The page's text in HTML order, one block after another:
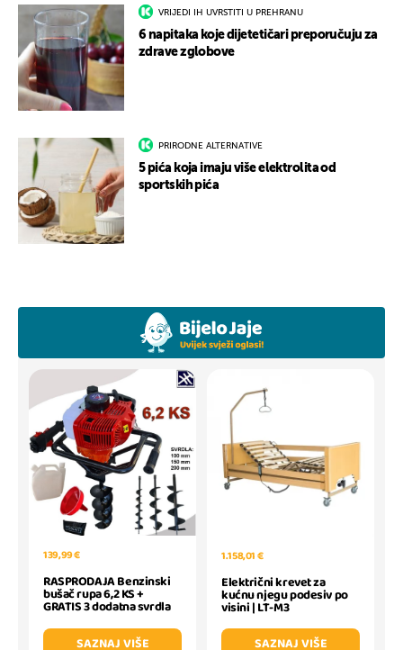
VRIJEDI IH UVRSTITI U PREHRANU
6 napitaka koje dijetetičari preporučuju za
zdrave zglobove
PRIRODNE ALTERNATIVE
5 pića koja imaju više elektrolita od
sportskih pića
139,99 €
RASPRODAJA Benzinski
bušač rupa 6,2 KS +
GRATIS 3 dodatna svrdla
SAZNAJ VIŠE
1.158,01 €
Električni krevet za
kućnu njegu podesiv po
visini | LT-M3
SAZNAJ VIŠE